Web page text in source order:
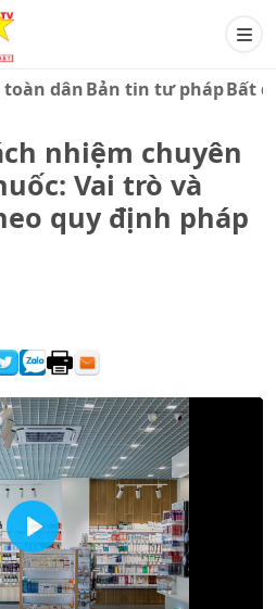
toàn dânBản tin tư phápBất
nhiệm chuyên
Vai trò và
quy định pháp
Play